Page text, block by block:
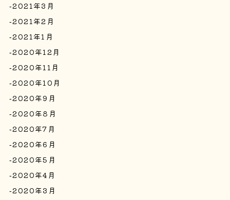
2021年3月
2021年2月
2021年1月
2020年12月
2020年11月
2020年10月
2020年9月
2020年8月
2020年7月
2020年6月
2020年5月
2020年4月
2020年3月